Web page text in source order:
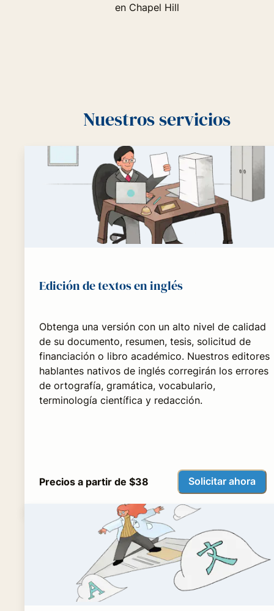
en Chapel Hill
Nuestros servicios
Edición de textos en inglés
Obtenga una versión con un alto nivel de calidad
de su documento, resumen, tesis, solicitud de
financiación o libro académico. Nuestros editores
hablantes nativos de inglés corregirán los errores
de ortografía, gramática, vocabulario,
terminología científica y redacción.
Precios a partir de $38 Solicitar ahora